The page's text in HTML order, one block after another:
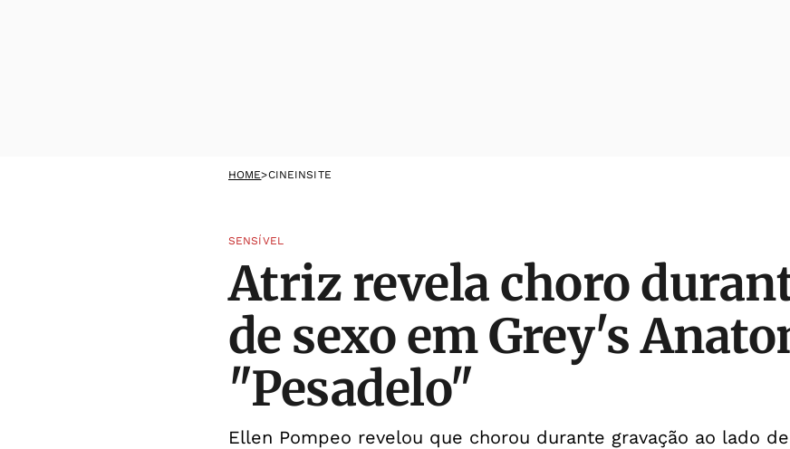
HOME>CINEINSITE
SENSÍVEL
Atriz revela choro
de sexo em Grey's
"Pesadelo"
Ellen Pompeo revelou que chorou durante gravação ao lado de